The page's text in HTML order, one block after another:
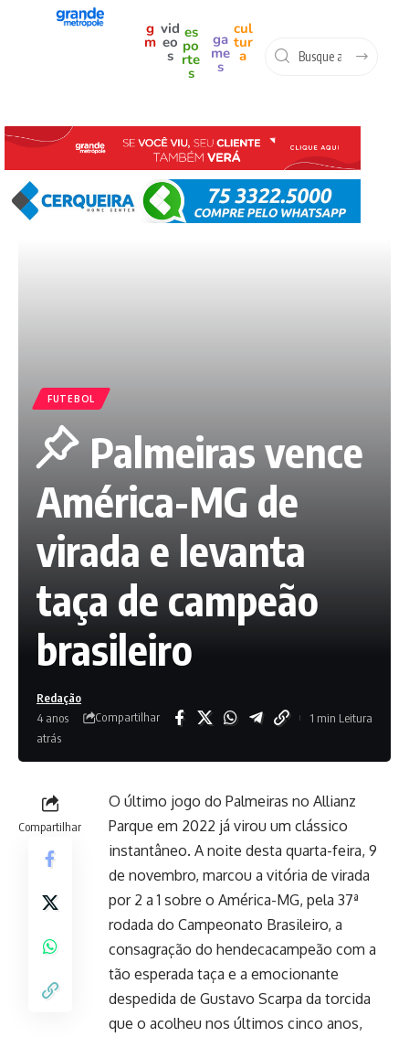
g
m
vid
eo
s
es
po
rte
s
ga
me
s
cul
tur
a
FUTEBOL
Palmeiras vence
América-MG de
virada e levanta
taça de campeão
brasileiro
Redação
4 anos
atrás
Compartilhar 1 min Leitura
Compartilhar
O último jogo do Palmeiras no Allianz
Parque em 2022 já virou um clássico
instantâneo. A noite desta quarta-feira, 9
de novembro, marcou a vitória de virada
por 2 a 1 sobre o América-MG, pela 37ª
rodada do Campeonato Brasileiro, a
consagração do hendecacampeão com a
tão esperada taça e a emocionante
despedida de Gustavo Scarpa da torcida
que o acolheu nos últimos cinco anos,